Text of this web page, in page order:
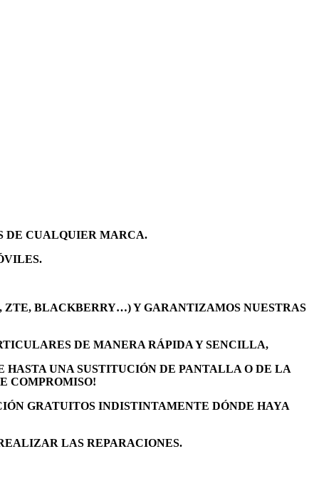
DE CUALQUIER MARCA.
ZTE, BLACKBERRY…) Y GARANTIZAMOS NUESTRAS
DE MANERA RÁPIDA Y SENCILLA,
HASTA UNA SUSTITUCIÓN DE PANTALLA O DE LA
COMPROMISO!
GRATUITOS INDISTINTAMENTE DÓNDE HAYA
LAS REPARACIONES.